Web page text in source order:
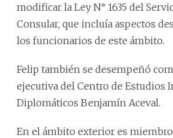
modificar la Ley N° 1635 del
Consular, que incluía aspectos
los funcionarios de este ámbito.
Felip también se desempeñó
ejecutiva del Centro de Estudios
Diplomáticos Benjamín Aceval.
En el ámbito exterior es